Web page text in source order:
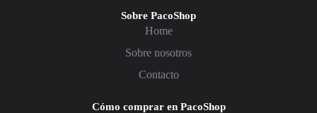
Sobre PacoShop
Home
Sobre nosotros
Contacto
Cómo comprar en PacoShop